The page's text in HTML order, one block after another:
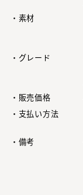
・素材
・グレード
・販売価格
・支払い方法
・備考